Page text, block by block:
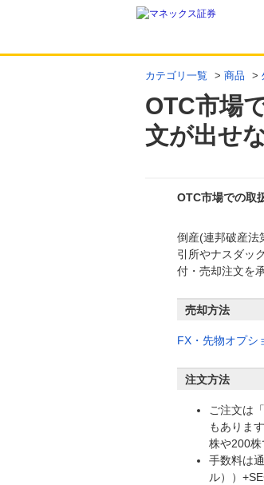
カテゴリ一覧 > 商品 >
OTC市場
文が出せ
OTC市場での取
回答
倒産(連邦破産法
引所やナスダッ
付・売却注文を
売却方法
FX・先物オプシ
注文方法
ご注文は
もありま
株や200株
手数料は
ル））